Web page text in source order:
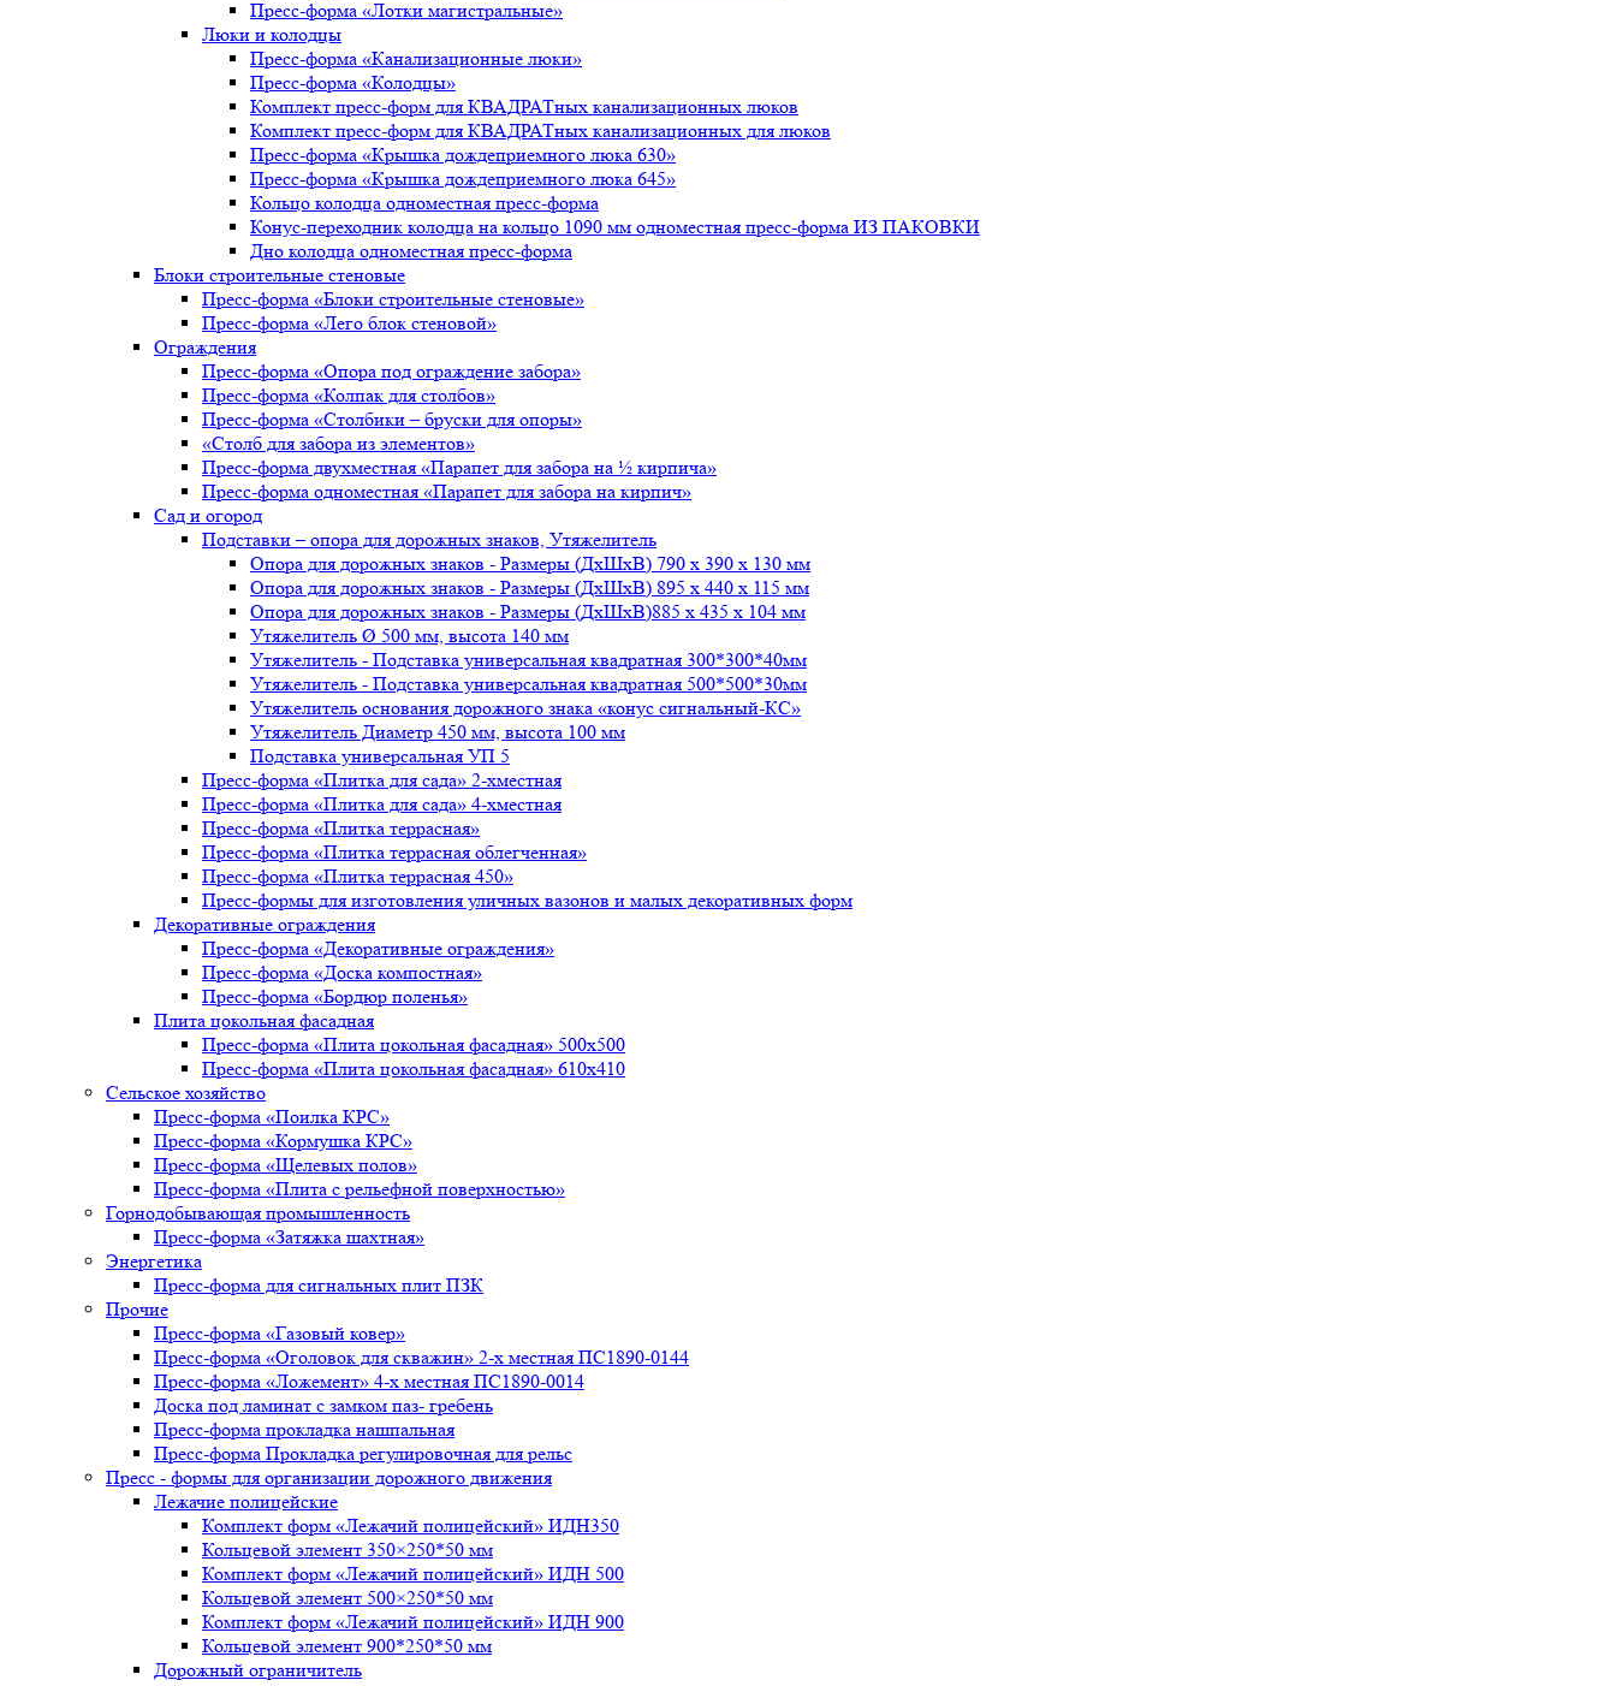
Пресс-форма «Лотки магистральные»
Люки и колодцы
Пресс-форма «Канализационные люки»
Пресс-форма «Колодцы»
Комплект пресс-форм для КВАДРАТных канализационных люков
Комплект пресс-форм для КВАДРАТных канализационных для люков
Пресс-форма «Крышка дождеприемного люка 630»
Пресс-форма «Крышка дождеприемного люка 645»
Кольцо колодца одноместная пресс-форма
Конус-переходник колодца на кольцо 1090 мм одноместная пресс-форма ИЗ ПАКОВКИ
Дно колодца одноместная пресс-форма
Блоки строительные стеновые
Пресс-форма «Блоки строительные стеновые»
Пресс-форма «Лего блок стеновой»
Ограждения
Пресс-форма «Опора под ограждение забора»
Пресс-форма «Колпак для столбов»
Пресс-форма «Столбики – бруски для опоры»
«Столб для забора из элементов»
Пресс-форма двухместная «Парапет для забора на ½ кирпича»
Пресс-форма одноместная «Парапет для забора на кирпич»
Сад и огород
Подставки – опора для дорожных знаков, Утяжелитель
Опора для дорожных знаков - Размеры (ДxШxВ) 790 x 390 x 130 мм
Опора для дорожных знаков - Размеры (ДxШxВ) 895 x 440 x 115 мм
Опора для дорожных знаков - Размеры (ДxШxВ)885 x 435 x 104 мм
Утяжелитель Ø 500 мм, высота 140 мм
Утяжелитель - Подставка универсальная квадратная 300*300*40мм
Утяжелитель - Подставка универсальная квадратная 500*500*30мм
Утяжелитель основания дорожного знака «конус сигнальный-КС»
Утяжелитель Диаметр 450 мм, высота 100 мм
Подставка универсальная УП 5
Пресс-форма «Плитка для сада» 2-хместная
Пресс-форма «Плитка для сада» 4-хместная
Пресс-форма «Плитка террасная»
Пресс-форма «Плитка террасная облегченная»
Пресс-форма «Плитка террасная 450»
Пресс-формы для изготовления уличных вазонов и малых декоративных форм
Декоративные ограждения
Пресс-форма «Декоративные ограждения»
Пресс-форма «Доска компостная»
Пресс-форма «Бордюр поленья»
Плита цокольная фасадная
Пресс-форма «Плита цокольная фасадная» 500х500
Пресс-форма «Плита цокольная фасадная» 610х410
Сельское хозяйство
Пресс-форма «Поилка КРС»
Пресс-форма «Кормушка КРС»
Пресс-форма «Щелевых полов»
Пресс-форма «Плита с рельефной поверхностью»
Горнодобывающая промышленность
Пресс-форма «Затяжка шахтная»
Энергетика
Пресс-форма для сигнальных плит ПЗК
Прочие
Пресс-форма «Газовый ковер»
Пресс-форма «Оголовок для скважин» 2-х местная ПС1890-0144
Пресс-форма «Ложемент» 4-х местная ПС1890-0014
Доска под ламинат с замком паз- гребень
Пресс-форма прокладка нашпальная
Пресс-форма Прокладка регулировочная для рельс
Пресс - формы для организации дорожного движения
Лежачие полицейские
Комплект форм «Лежачий полицейский» ИДН350
Кольцевой элемент 350×250*50 мм
Комплект форм «Лежачий полицейский» ИДН 500
Кольцевой элемент 500×250*50 мм
Комплект форм «Лежачий полицейский» ИДН 900
Кольцевой элемент 900*250*50 мм
Дорожный ограничитель